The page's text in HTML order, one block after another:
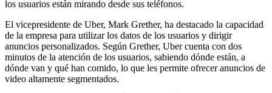
los usuarios están mirando desde sus teléfonos.
El vicepresidente de Uber, Mark Grether, ha destacado la capacidad
de la empresa para utilizar los datos de los usuarios y dirigir
anuncios personalizados. Según Grether, Uber cuenta con dos
minutos de la atención de los usuarios, sabiendo dónde están, a
dónde van y qué han comido, lo que les permite ofrecer anuncios de
video altamente segmentados.